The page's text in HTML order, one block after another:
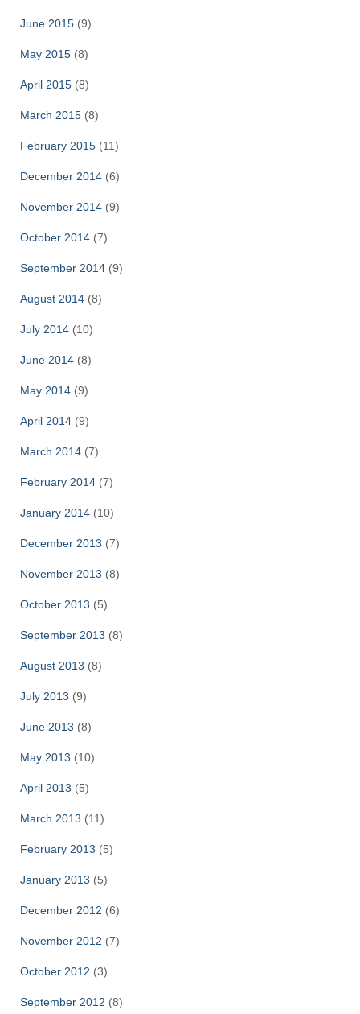
June 2015 (9)
May 2015 (8)
April 2015 (8)
March 2015 (8)
February 2015 (11)
December 2014 (6)
November 2014 (9)
October 2014 (7)
September 2014 (9)
August 2014 (8)
July 2014 (10)
June 2014 (8)
May 2014 (9)
April 2014 (9)
March 2014 (7)
February 2014 (7)
January 2014 (10)
December 2013 (7)
November 2013 (8)
October 2013 (5)
September 2013 (8)
August 2013 (8)
July 2013 (9)
June 2013 (8)
May 2013 (10)
April 2013 (5)
March 2013 (11)
February 2013 (5)
January 2013 (5)
December 2012 (6)
November 2012 (7)
October 2012 (3)
September 2012 (8)